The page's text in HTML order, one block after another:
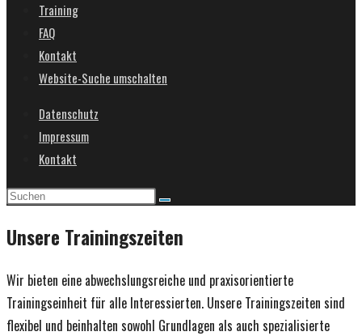
Training
FAQ
Kontakt
Website-Suche umschalten
Datenschutz
Impressum
Kontakt
Unsere Trainingszeiten
Wir bieten eine abwechslungsreiche und praxisorientierte
Trainingseinheit für alle Interessierten. Unsere Trainingszeiten sind
flexibel und beinhalten sowohl Grundlagen als auch spezialisierte